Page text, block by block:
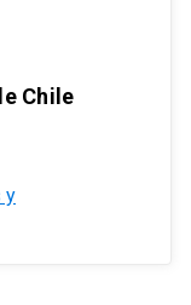
Chile
y